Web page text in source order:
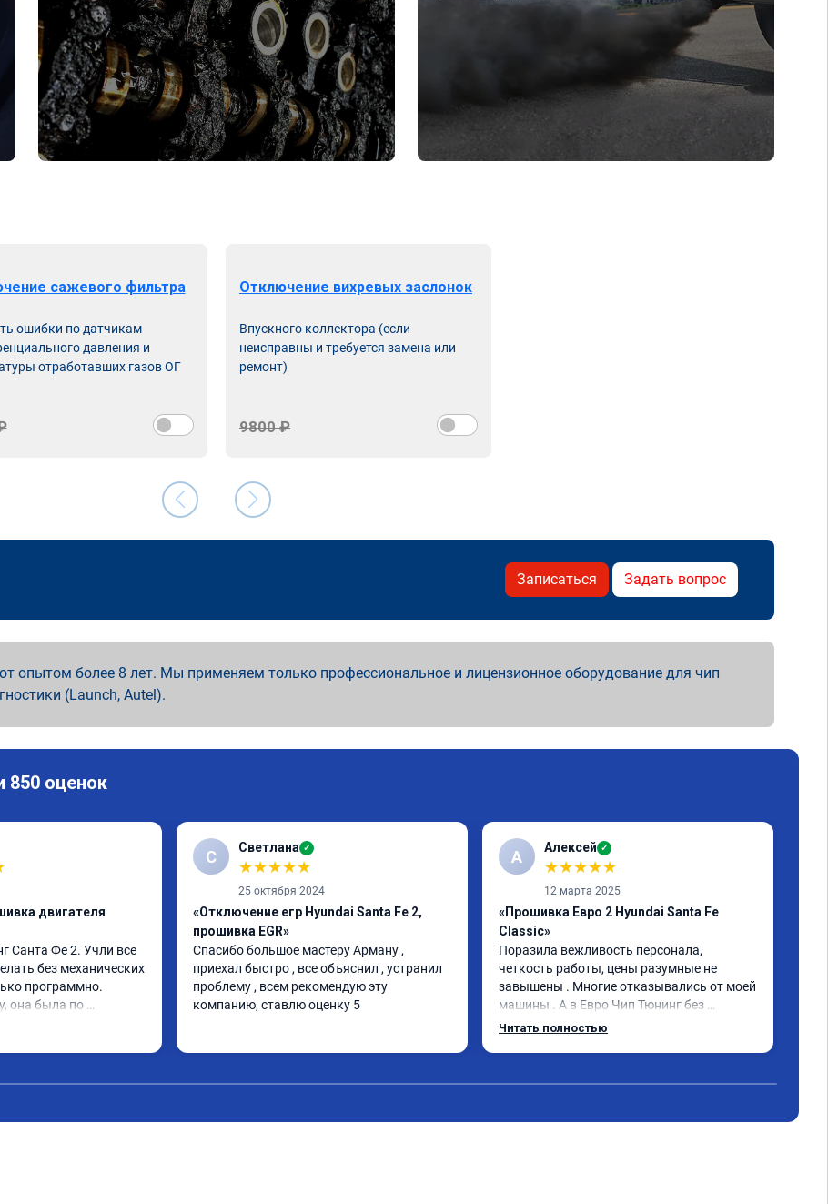
сажевого фильтра
ошибки по датчикам
давления и
отработавших газов ОГ
Отключение вихревых заслонок
Впускного коллектора (если
неисправны и требуется замена или
ремонт)
9800 ₽
Записаться Задать вопрос
опытом более 8 лет. Мы применяем только профессиональное и лицензионное оборудование для чип
(Launch, Autel).
850 оценок
двигателя
Санта Фе 2. Учли все
без механических
программно.
она была по
изменений.
работу. Спасибо
сервису!!!
С Светлана ✓
★★★★★
25 октября 2024
«Отключение егр Hyundai Santa Fe 2,
прошивка EGR»
Спасибо большое мастеру Арману ,
приехал быстро , все объяснил , устранил
проблему , всем рекомендую эту
компанию, ставлю оценку 5
А Алексей ✓
★★★★★
12 марта 2025
«Прошивка Евро 2 Hyundai Santa Fe
Classic»
Поразила вежливость персонала,
четкость работы, цены разумные не
завышены . Многие отказывались от моей
машины . А в Евро Чип Тюнинг без
проблем прошили мою машину.
Читать полностью